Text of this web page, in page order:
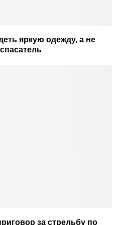
яркую одежду, а не
за стрельбу по